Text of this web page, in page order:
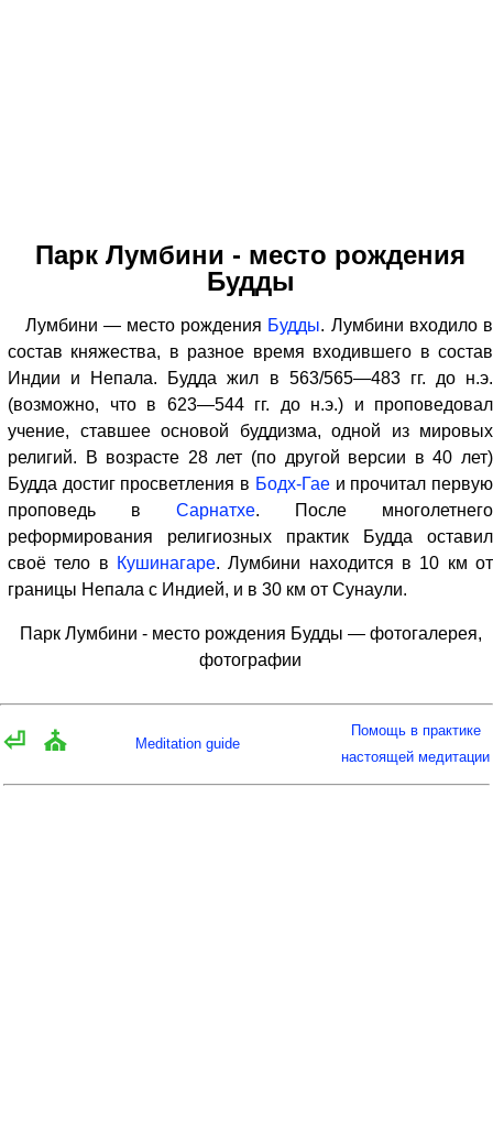
Парк Лумбини - место рождения
Будды
Лумбини — место рождения Будды. Лумбини входило в
состав княжества, в разное время входившего в состав
Индии и Непала. Будда жил в 563/565—483 гг. до н.э.
(возможно, что в 623—544 гг. до н.э.) и проповедовал
учение, ставшее основой буддизма, одной из мировых
религий. В возрасте 28 лет (по другой версии в 40 лет)
Будда достиг просветления в Бодх-Гаеи прочитал первую
проповедь в Сарнатхе. После многолетнего
реформирования религиозных практик Будда оставил
своё тело в Кушинагаре. Лумбини находится в 10 км от
границы Непала с Индией, и в 30 км от Сунаули.
Парк Лумбини - место рождения Будды — фотогалерея,
фотографии
⏎ ⛪ Meditation guide
Помощь в практике
настоящей медитации